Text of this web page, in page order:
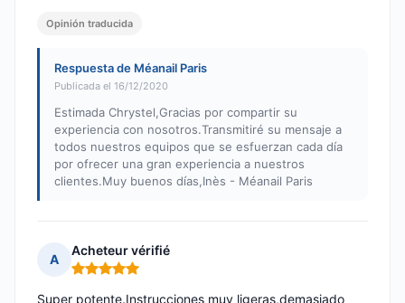
Opinión traducida
Respuesta de Méanail Paris
Publicada el 16/12/2020
Estimada Chrystel,Gracias por compartir su
experiencia con nosotros.Transmitiré su mensaje a
todos nuestros equipos que se esfuerzan cada día
por ofrecer una gran experiencia a nuestros
clientes.Muy buenos días,Inès - Méanail Paris
A
Acheteur vérifié
Nota: 5 de 5
Super potente.Instrucciones muy ligeras,demasiado